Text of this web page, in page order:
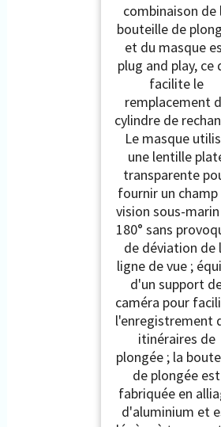
combinaison de
bouteille de
et du masque
plug and play, ce
facilite le
remplacement
cylindre de
Le masque
une lentille
transparente
fournir un champ
vision sous-
180° sans
de déviation de
ligne de vue ;
d'un support
caméra pour
l'enregistrement
itinéraires de
plongée ; la
de plongée est
fabriquée en
d'aluminium et